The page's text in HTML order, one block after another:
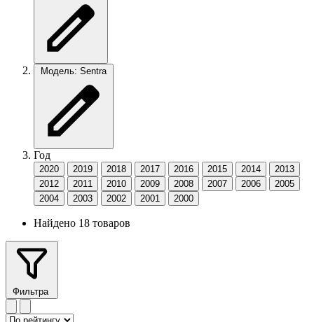
Модель: Sentra
Год
2020 2019 2018 2017 2016 2015 2014
2013
2012
2011 2010 2009 2008 2007 2006
2005
2004
2003 2002 2001 2000
Найдено 18 товаров
Фильтра